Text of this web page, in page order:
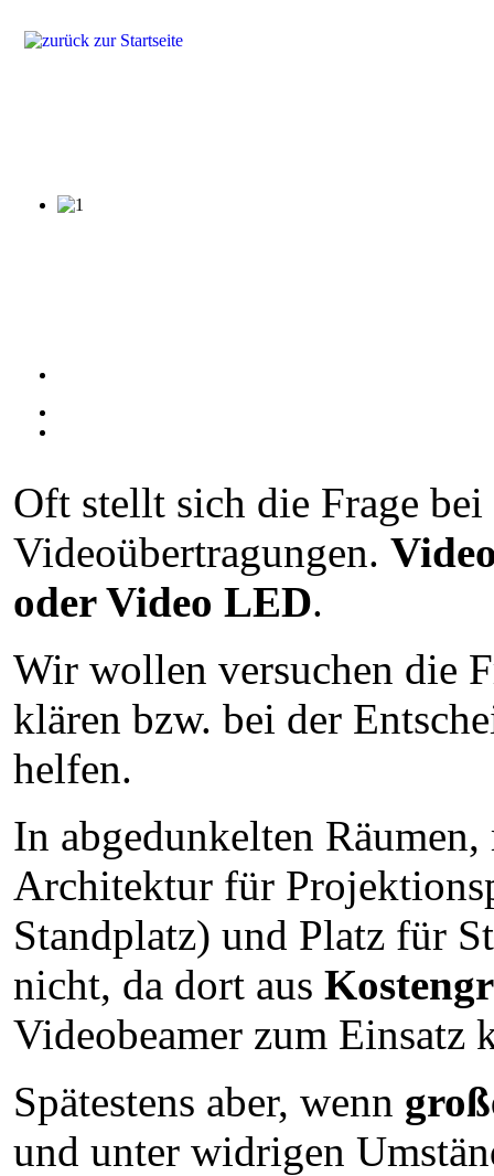
Oft stellt sich die Frage bei
Videoübertragungen.
oder Video LED.
Wir wollen versuchen die
klären bzw. bei der
helfen.
In abgedunkelten
Architektur für
Standplatz) und Platz für
nicht, da dort aus
Videobeamer zum Einsatz
Spätestens aber, wenn
und unter widrigen